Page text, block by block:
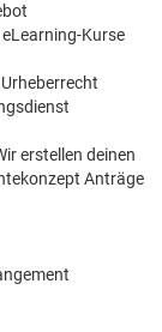
Kurse
erstellen deinen
Anträge